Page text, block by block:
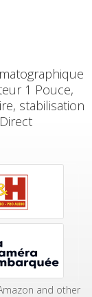
1 Pouce,
stabilisation
and other